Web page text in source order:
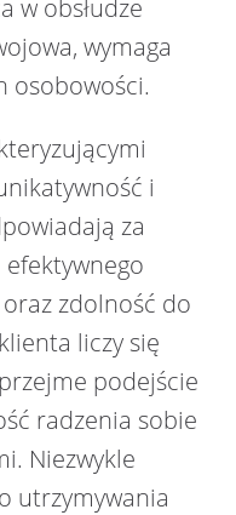
w obsłudze
wymaga
osobowości.
i
za
zdolność do
liczy się
podejście
radzenia sobie
Niezwykle
utrzymywania